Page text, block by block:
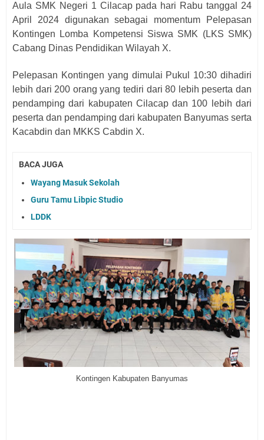
Aula SMK Negeri 1 Cilacap pada hari Rabu tanggal 24
April 2024 digunakan sebagai momentum Pelepasan
Kontingen Lomba Kompetensi Siswa SMK (LKS SMK)
Cabang Dinas Pendidikan Wilayah X.
Pelepasan Kontingen yang dimulai Pukul 10:30 dihadiri
lebih dari 200 orang yang tediri dari 80 lebih peserta dan
pendamping dari kabupaten Cilacap dan 100 lebih dari
peserta dan pendamping dari kabupaten Banyumas serta
Kacabdin dan MKKS Cabdin X.
BACA JUGA
Wayang Masuk Sekolah
Guru Tamu Libpic Studio
LDDK
Kontingen Kabupaten Banyumas